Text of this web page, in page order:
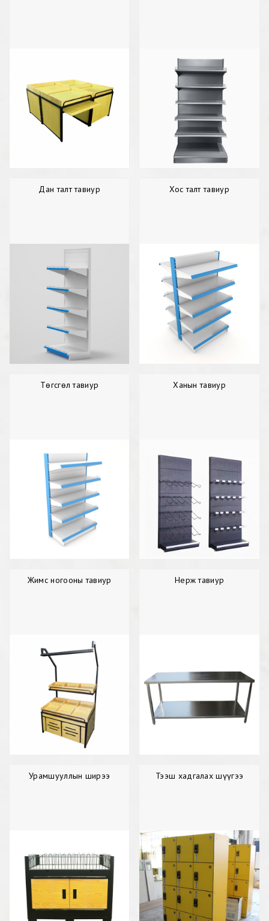
Дан талт тавиур Хос талт тавиур
Төгсгөл тавиур Ханын тавиур
Жимс ногооны тавиур Нерж тавиур
Урамшууллын ширээ Тээш хадгалах шүүгээ